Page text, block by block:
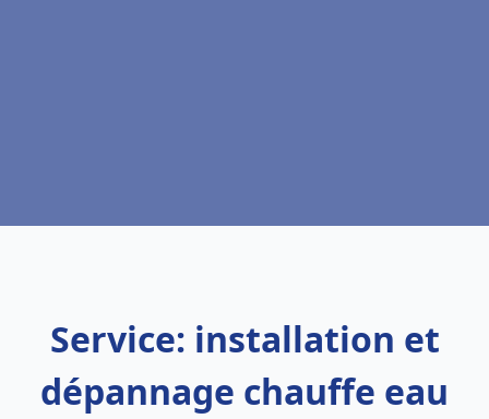
Service: installation et
dépannage chauffe eau